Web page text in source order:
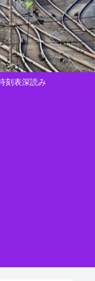
刻表深読み